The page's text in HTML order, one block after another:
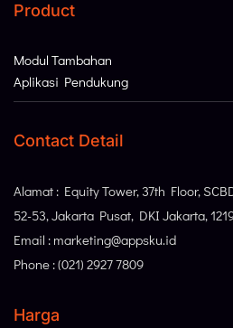
Product
Modul Tambahan
Aplikasi Pendukung
Contact Detail
Alamat : Equity Tower, 37th Floor,
52-53, Jakarta Pusat, DKI Jakarta,
Email : marketing@appsku.id
Phone : (021) 2927 7809
Harga